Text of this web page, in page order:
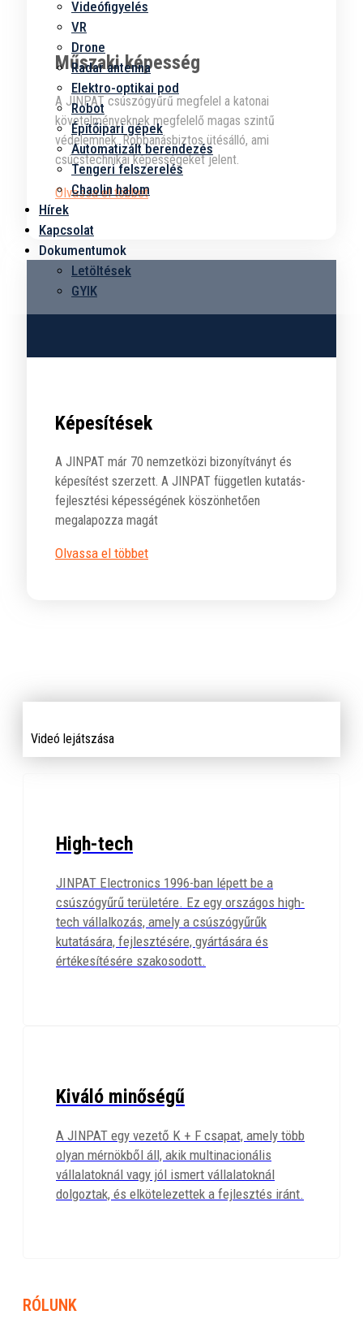
Videófigyelés
VR
Drone
Radar antenna
Elektro-optikai pod
Robot
Építőipari gépek
Automatizált berendezés
Tengeri felszerelés
Chaolin halom
Hírek
Kapcsolat
Dokumentumok
Letöltések
GYIK
Műszaki képesség
A JINPAT csúszógyűrű megfelel a katonai
követelményeknek megfelelő magas szintű
védelemnek. Robbanásbiztos ütésálló, ami
csúcstechnikai képességeket jelent.
Olvassa el többet
Képesítések
A JINPAT már 70 nemzetközi bizonyítványt és
képesítést szerzett. A JINPAT független kutatás-
fejlesztési képességének köszönhetően
megalapozza magát
Olvassa el többet
Videó lejátszása
High-tech
JINPAT Electronics 1996-ban lépett be a
csúszógyűrű területére. Ez egy országos high-
tech vállalkozás, amely a csúszógyűrűk
kutatására, fejlesztésére, gyártására és
értékesítésére szakosodott.
Kiváló minőségű
A JINPAT egy vezető K + F csapat, amely több
olyan mérnökből áll, akik multinacionális
vállalatoknál vagy jól ismert vállalatoknál
dolgoztak, és elkötelezettek a fejlesztés iránt.
RÓLUNK